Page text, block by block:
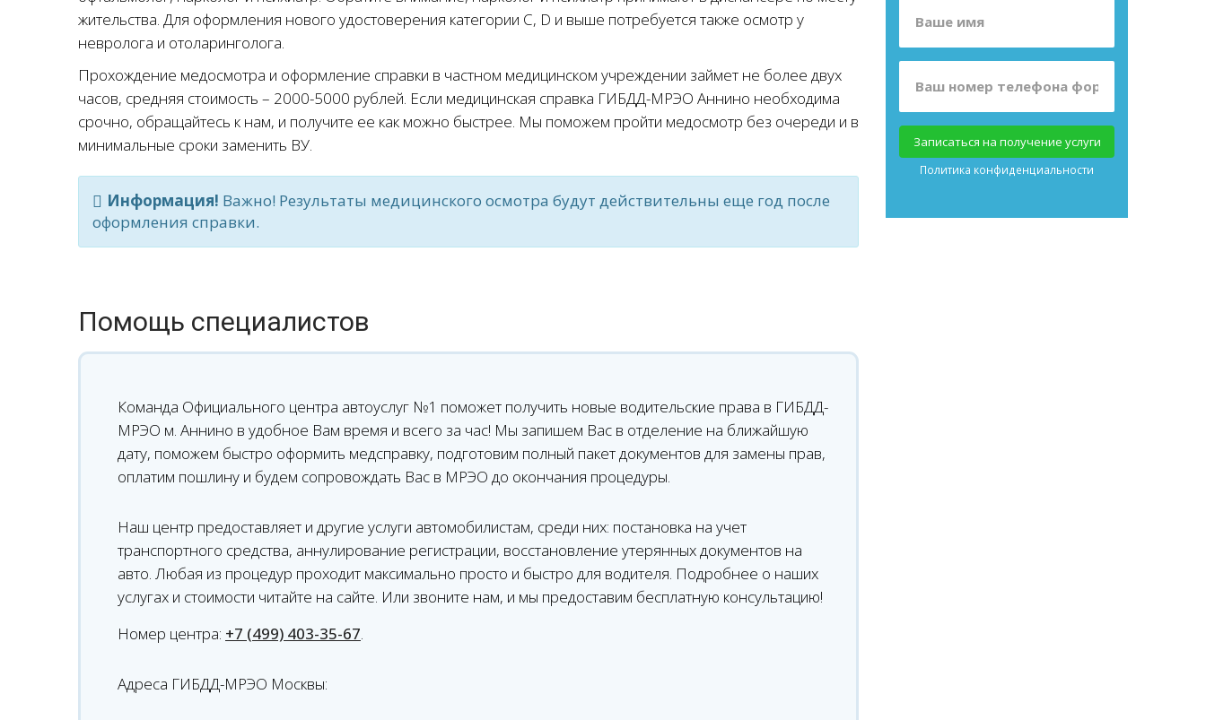
жительства. Для оформления нового удостоверения категории С, D и выше потребуется также осмотр у
невролога и отоларинголога.
Прохождение медосмотра и оформление справки в частном медицинском учреждении займет не более двух
часов, средняя стоимость – 2000-5000 рублей. Если медицинская справка ГИБДД-МРЭО Аннино необходима
срочно, обращайтесь к нам, и получите ее как можно быстрее. Мы поможем пройти медосмотр без очереди и в
минимальные сроки заменить ВУ.
Информация! Важно! Результаты медицинского осмотра будут действительны еще год после
оформления справки.
Помощь специалистов
Команда Официального центра автоуслуг №1 поможет получить новые водительские права в ГИБДД-
МРЭО м. Аннино в удобное Вам время и всего за час! Мы запишем Вас в отделение на ближайшую
дату, поможем быстро оформить медсправку, подготовим полный пакет документов для замены прав,
оплатим пошлину и будем сопровождать Вас в МРЭО до окончания процедуры.
Наш центр предоставляет и другие услуги автомобилистам, среди них: постановка на учет
транспортного средства, аннулирование регистрации, восстановление утерянных документов на
авто. Любая из процедур проходит максимально просто и быстро для водителя. Подробнее о наших
услугах и стоимости читайте на сайте. Или звоните нам, и мы предоставим бесплатную консультацию!
Номер центра: +7 (499) 403-35-67.
Адреса ГИБДД-МРЭО Москвы:
Записаться на получение услуги
Политика конфиденциальности